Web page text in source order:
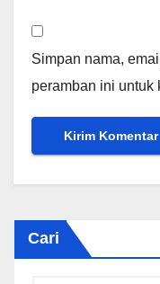
Simpan nama,
peramban ini untuk
Cari